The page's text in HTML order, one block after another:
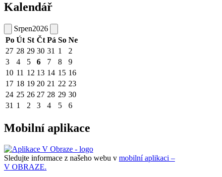
Kalendář
Srpen2026
Po Út St Čt Pá So Ne
27 28 29 30 31 1
2
3
4 5 6 7 8
9
10 11 12 13 14 15 16
17 18 19 20 21 22 23
24 25 26 27 28 29 30
31 1 2 3 4 5 6
Mobilní aplikace
Sledujte informace z našeho webu v mobilní aplikaci –
V OBRAZE.